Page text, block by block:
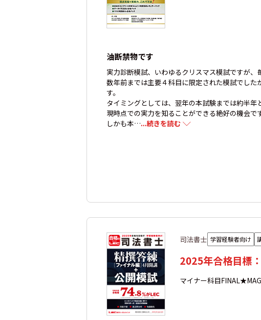
油断禁物です
実力診断模試、いわゆるクリスマス模試ですが、
数年前までは主要４科目に限定された模試でし
す。
タイミングとしては、翌年の本試験までは約半年
現時点での実力を知ることができる絶好の機会です
しかも本…...続きを読む
司法書士 学習経験者向け
2025年合格目標
マイナー科目